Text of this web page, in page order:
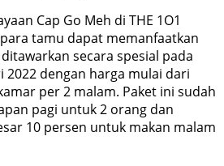
Cap Go Meh di THE 1O1
tamu dapat memanfaatkan
secara spesial pada
2022 dengan harga mulai dari
per 2 malam. Paket ini sudah
pagi untuk 2 orang dan
10 persen untuk makan malam